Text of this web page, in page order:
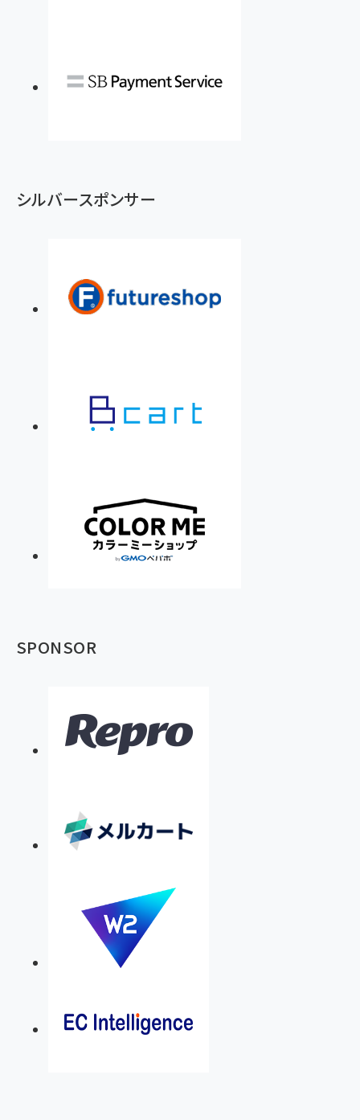
シルバースポンサー
SPONSOR